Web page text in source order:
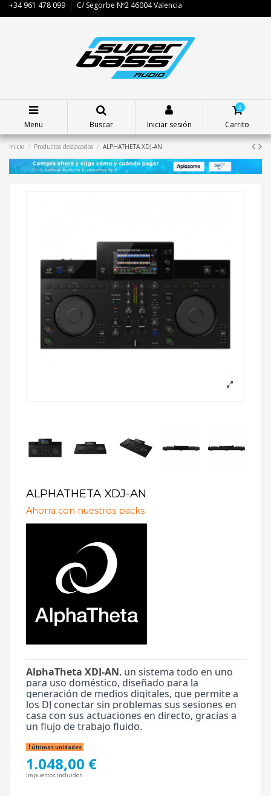
+34 961 478 099 C/ Segorbe Nº2 46004 Valencia
Menu Buscar Iniciar sesión
0
Carrito
Inicio Productos destacados ALPHATHETA XDJ-AN
ALPHATHETA XDJ-AN
Ahorra con nuestros packs
AlphaTheta XDJ-AN, un sistema todo en uno
para uso doméstico, diseñado para la
generación de medios digitales, que permite a
los DJ conectar sin problemas sus sesiones en
casa con sus actuaciones en directo, gracias a
un flujo de trabajo fluido.
Últimas unidades
1.048,00 €
Impuestos incluidos